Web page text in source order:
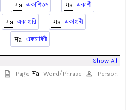
একাশিতম
একাশী
একাহারি
একাহাৰী
একচাৰিণী
Show All
Page Word/Phrase Person